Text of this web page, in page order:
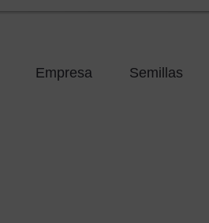
Empresa Semillas